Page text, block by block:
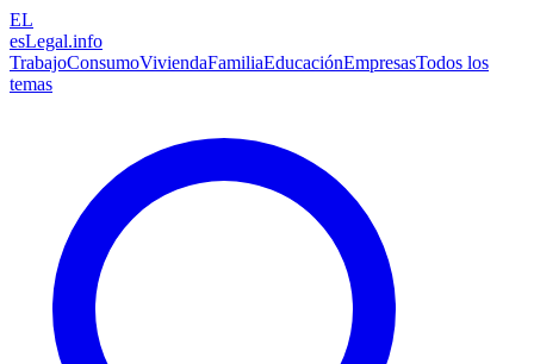
EL
esLegal.info
TrabajoConsumoViviendaFamiliaEducaciónEmpresasTodos los
temas